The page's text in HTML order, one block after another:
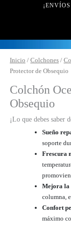
¡ENVÍOS
Inicio / Colchones /
Protector de Obsequio
Colchón
Obsequio
¡Lo que debes saber
Sueño
soporte
Frescura
Mejora la
columna,
Confort
máximo
Colchón
Ocean
+
Protector
Obsequio